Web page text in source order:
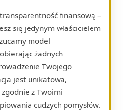
finansową –
się jedynym właścicielem
model
żadnych
Twojego
jest unikatowa,
z Twoimi
cudzych pomysłów.